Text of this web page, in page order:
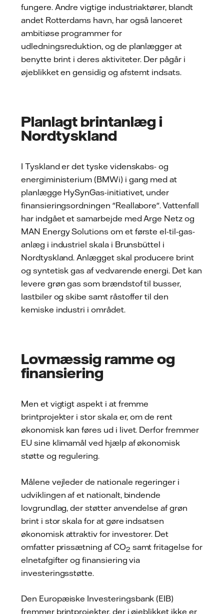
fungere. Andre vigtige industriaktører, blandt
andet Rotterdams havn, har også lanceret
ambitiøse programmer for
udledningsreduktion, og de planlægger at
benytte brint i deres aktiviteter. Der pågår i
øjeblikket en gensidig og afstemt indsats.
Planlagt brintanlæg i
Nordtyskland
I Tyskland er det tyske videnskabs- og
energiministerium (BMWi) i gang med at
planlægge HySynGas-initiativet, under
finansieringsordningen "Reallabore". Vattenfall
har indgået et samarbejde med Arge Netz og
MAN Energy Solutions om et første el-til-gas-
anlæg i industriel skala i Brunsbüttel i
Nordtyskland. Anlægget skal producere brint
og syntetisk gas af vedvarende energi. Det kan
levere grøn gas som brændstof til busser,
lastbiler og skibe samt råstoffer til den
kemiske industri i området.
Lovmæssig ramme og
finansiering
Men et vigtigt aspekt i at fremme
brintprojekter i stor skala er, om de rent
økonomisk kan føres ud i livet. Derfor fremmer
EU sine klimamål ved hjælp af økonomisk
støtte og regulering.
Målene vejleder de nationale regeringer i
udviklingen af et nationalt, bindende
lovgrundlag, der støtter anvendelse af grøn
brint i stor skala for at gøre indsatsen
økonomisk attraktiv for investorer. Det
omfatter prissætning af CO2 samt fritagelse for
elnetafgifter og finansiering via
investeringsstøtte.
Den Europæiske Investeringsbank (EIB)
fremmer brintprojekter, der i øjeblikket ikke er